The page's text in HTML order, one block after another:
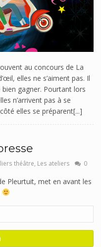
au concours de La
elles ne s’aiment pas. Il
gagner. Pourtant lors
n’arrivent pas à se
elles se préparent[...]
théâtre Les ateliers 0
Pleurtuit, met en avant les